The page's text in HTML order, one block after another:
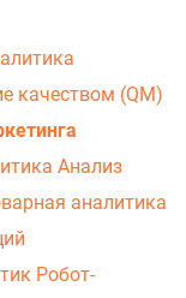
качеством (QM)
Анализ
аналитика
Робот-